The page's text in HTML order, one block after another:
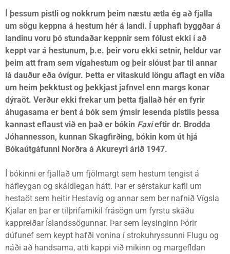
Í þessum pistli og nokkrum þeim næstu ætla ég að fjalla
um sögu keppna á hestum hér á landi. Í upphafi byggðar á
landinu voru þó stundaðar keppnir sem fólust ekki í að
keppt var á hestunum, þ.e. þeir voru ekki setnir, heldur var
þeim att fram sem vígahestum og þeir slóust þar til annar
lá dauður eða óvígur. Þetta er vitaskuld löngu aflagt en víða
um heim þekktust og þekkjast jafnvel enn margs konar
dýraöt. Verður ekki frekar um þetta fjallað hér en fyrir
áhugasama er bent á bók sem ýmsir lesenda pistils þessa
kannast eflaust við en það er bókin Faxieftir dr. Brodda
Jóhannesson, kunnan Skagfirðing, bókin kom út hjá
Bókaútgáfunni Norðra á Akureyri árið 1947.
Í bókinni er fjallað um fjölmargt sem hestum tengist á
háfleygan og skáldlegan hátt. Þar er sérstakur kafli um
hestaöt sem heitir Hestavíg og annar sem ber nafnið Vígsla
Kjalar en þar er tilþrifamikil frásögn um fyrstu skáðu
kappreiðar Íslandssögunnar. Þar sem leysinginn Þórir
dúfunef sem keypt hafði vonina í strokuhryssunni Flugu og
náði að handsama, atti kappi við mikinn og margefldan